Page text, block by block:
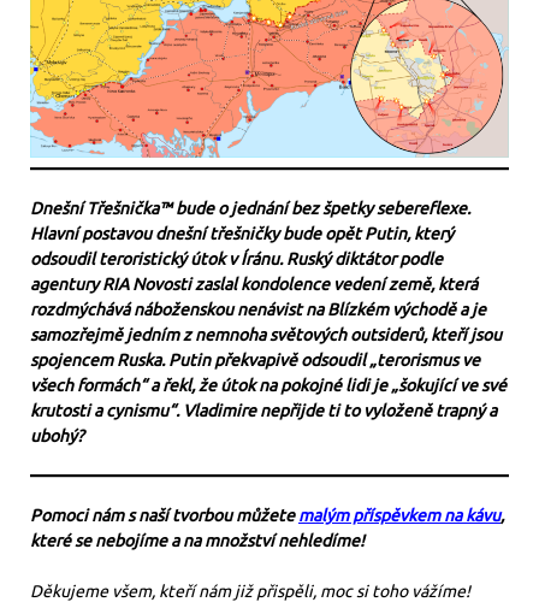
Dnešní Třešnička™ bude o jednání bez špetky sebereflexe.
Hlavní postavou dnešní třešničky bude opět Putin, který
odsoudil teroristický útok v Íránu. Ruský diktátor podle
agentury RIA Novosti zaslal kondolence vedení země, která
rozdmýchává náboženskou nenávist na Blízkém východě a je
samozřejmě jedním z nemnoha světových outsiderů, kteří jsou
spojencem Ruska. Putin překvapivě odsoudil „terorismus ve
všech formách“ a řekl, že útok na pokojné lidi je „šokující ve své
krutosti a cynismu“. Vladimire nepřijde ti to vyloženě trapný a
ubohý?
Pomoci nám s naší tvorbou můžetemalým příspěvkem na kávu,
které se nebojíme a na množství nehledíme!
Děkujeme všem, kteří nám již přispěli, moc si toho vážíme!